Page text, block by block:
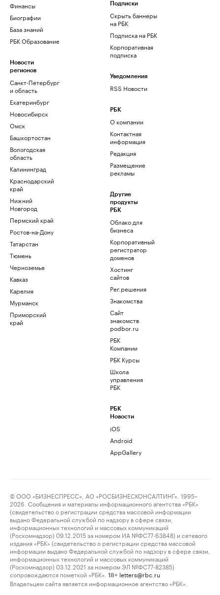
Финансы
Биографии
База знаний
РБК Образование
Новости
регионов
Санкт-Петербург
и область
Екатеринбург
Новосибирск
Омск
Башкортостан
Вологодская
область
Калининград
Краснодарский
край
Нижний
Новгород
Пермский край
Ростов-на-Дону
Татарстан
Тюмень
Черноземье
Кавказ
Карелия
Мурманск
Приморский
край
Подписки
Скрыть баннеры
на РБК
Подписка на РБК
Корпоративная
подписка
Уведомления
RSS Новости
РБК
О компании
Контактная
информация
Редакция
Размещение
рекламы
Другие
продукты
РБК
Облако для
бизнеса
Корпоративный
регистратор
доменов
Хостинг
сайтов
Рег.решения
Знакомства
Сайт
знакомств
podbor.ru
РБК
Компании
РБК Курсы
Школа
управления
РБК
РБК
Новости
iOS
Android
AppGallery
© ООО «БИЗНЕСПРЕСС», АО «РОСБИЗНЕСКОНСАЛТИНГ», 1995–
2026. Сообщения и материалы информационного агентства «РБК»
(свидетельство о регистрации средства массовой информации
выдано Федеральной службой по надзору в сфере связи,
информационных технологий и массовых коммуникаций
(Роскомнадзор) 09.12.2015 за номером ИА №ФС77-63848) и сетевого
издания «РБК» (свидетельство о регистрации средства массовой
информации выдано Федеральной службой по надзору в сфере связи,
информационных технологий и массовых коммуникаций
(Роскомнадзор) 03.12.2021 за номером ЭЛ №ФС77-82385)
сопровождаются пометкой «РБК».
18+ letters@rbc.ru
Владельцем сайта является информационное агентство «РБК».